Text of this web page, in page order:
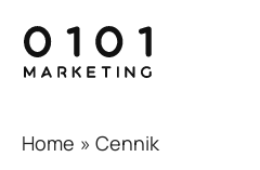
Home » Cennik